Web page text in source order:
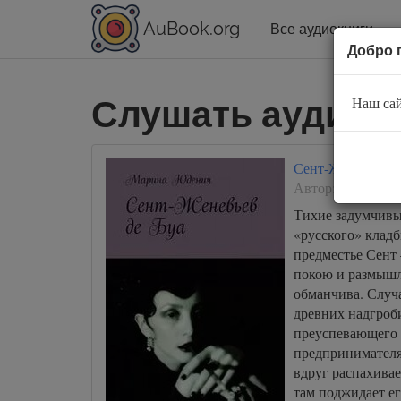
AuBook.org Все аудиокниги
Слушать
Сент-Женевьев-
Автор:
Тихие
«русского»
предместье
покою и
обманчива.
древних
преуспевающего
вдруг
там поджидает
Добро
Наш